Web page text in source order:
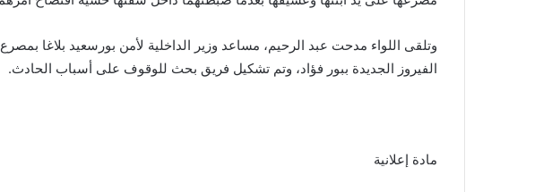
وتلقى اللواء مدحت عبد الرحيم، مساعد وزير الداخلية لأمن بورسعيد بلاغا
الفيروز الجديدة ببور فؤاد، وتم تشكيل فريق بحث للوقوف على أسباب الحادث.
مادة إعلانية